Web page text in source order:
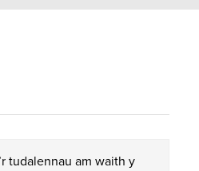
tudalennau am waith y